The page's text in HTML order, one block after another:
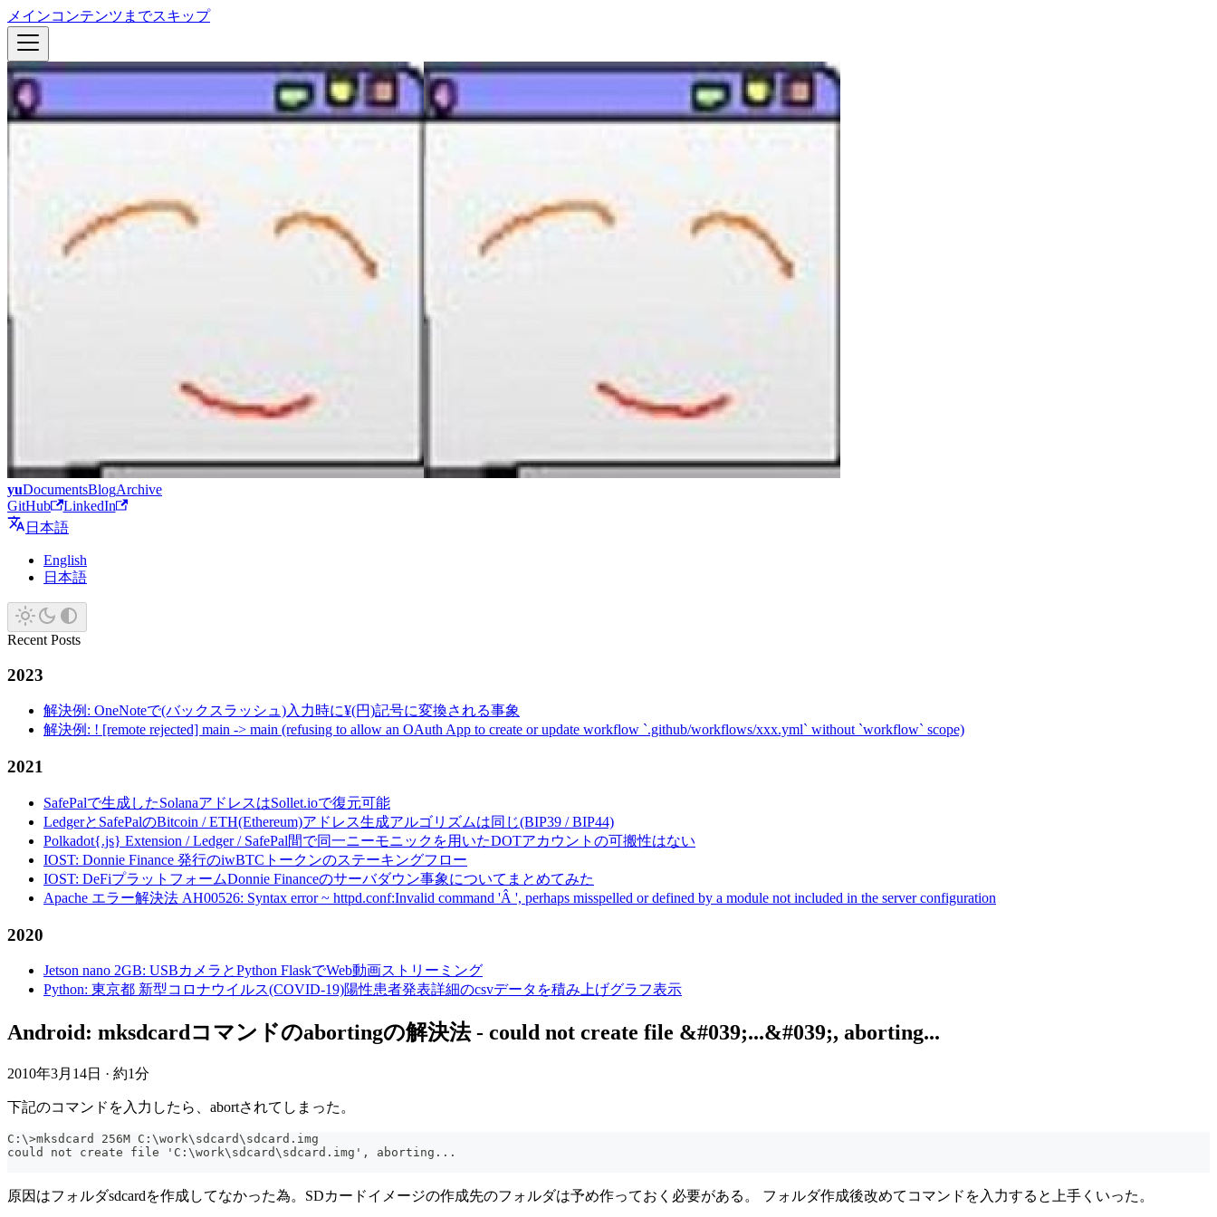
メインコンテンツまでスキップ
yuDocumentsBlogArchive
GitHub
LinkedIn
日本語
English
日本語
Recent Posts
2023
解決例: OneNoteで(バックスラッシュ)入力時に¥(円)記号に変換される事象
解決例: ! [remote rejected] main -> main (refusing to allow an OAuth App to create or update workflow `.github/workflows/xxx.yml` without `workflow` scope)
2021
SafePalで生成したSolanaアドレスはSollet.ioで復元可能
LedgerとSafePalのBitcoin / ETH(Ethereum)アドレス生成アルゴリズムは同じ(BIP39 / BIP44)
Polkadot{.js} Extension / Ledger / SafePal間で同一ニーモニックを用いたDOTアカウントの可搬性はない
IOST: Donnie Finance 発行のiwBTCトークンのステーキングフロー
IOST: DeFiプラットフォームDonnie Financeのサーバダウン事象についてまとめてみた
Apache エラー解決法 AH00526: Syntax error ~ httpd.conf:Invalid command 'Â ', perhaps misspelled or defined by a module not included in the server configuration
2020
Jetson nano 2GB: USBカメラとPython FlaskでWeb動画ストリーミング
Python: 東京都 新型コロナウイルス(COVID-19)陽性患者発表詳細のcsvデータを積み上げグラフ表示
Android: mksdcardコマンドのabortingの解決法 - could not create file &#039;...&#039;, aborting...
2010年3月14日 · 約1分
下記のコマンドを入力したら、abortされてしまった。
C:\>mksdcard 256M C:\work\sdcard\sdcard.img
could not create file 'C:\work\sdcard\sdcard.img', aborting...
原因はフォルダsdcardを作成してなかった為。SDカードイメージの作成先のフォルダは予め作っておく必要がある。 フォルダ作成後改めてコマンドを入力すると上手くいった。